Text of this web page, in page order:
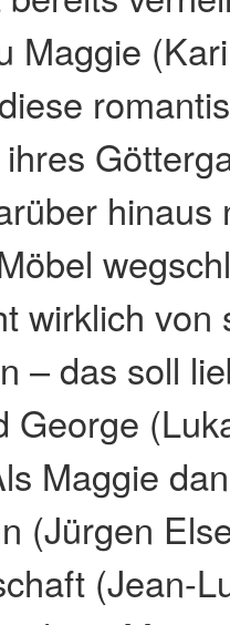
Maggie
hinaus
wirklich
– das soll
George
Maggie
(Jürgen
(Jean-